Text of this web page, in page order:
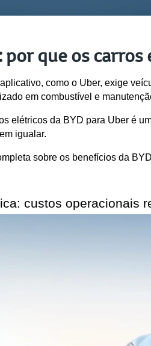
por que os
como o Uber, exige
em combustível e
elétricos da BYD para Uber é
igualar.
sobre os benefícios da
custos operacionais